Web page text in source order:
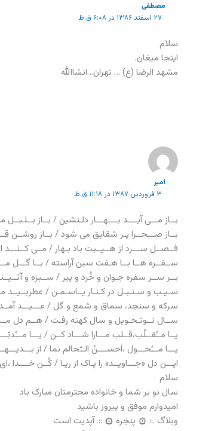
مصطفی
۲۷ اسفند ۱۳۸۶ در ۶:۰۸ ق.ظ
سلام
اینجا میغان.
مشهد الرضا (ع) … تهران…انشاالله
امیر
۳ فروردین ۱۳۸۷ در ۱۱:۱۸ ق.ظ
بــاز مـــی آیــــد بــــهـــار دلـنشین / بــاز
بــاز صـــحــرا پـر شقایق می شود / بــاز
فــصــل ســـرد از هــیــبت باد بـهار / مــی
ســفــره هــا بــا هـفت سین آراسته / بــا گـــل
بــر ســر سفره جـوان و خُرد و پیر / ســبزه و
سـیـب و سـنـبـل در کـنـار یــاسـمـن /
سرکه و سنجد، سماق و شمع و گل / عـــیـــد
ســال نــوتـحـویل و سال کهنه رفـت / هــم دل
یــا مــُقــلّب،قــلب مـــارا شـــاد کــن / یـــا
یـــا مـــُحـــول ،اَحســــنُ الــّحالم نما / از
ایـــن دل «جـــاویــد» را پـاک از ریـا / کُــن خــــدا ،ای
سلام
سال نو بر شما و خانواده محترمتان مبارک باد
امیدوارم موفق و پیروز باشید
وبلاگ .:: ۞ پنجره ۞ ::. آپدیت است